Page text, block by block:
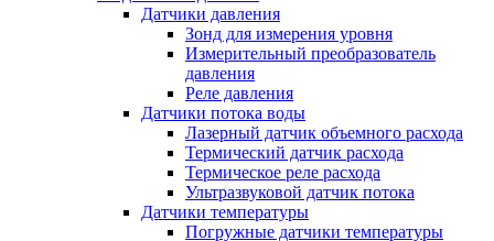
Датчики давления
Зонд для измерения уровня
Измерительный преобразователь
давления
Реле давления
Датчики потока воды
Лазерный датчик объемного расхода
Термический датчик расхода
Термическое реле расхода
Ультразвуковой датчик потока
Датчики температуры
Погружные датчики температуры